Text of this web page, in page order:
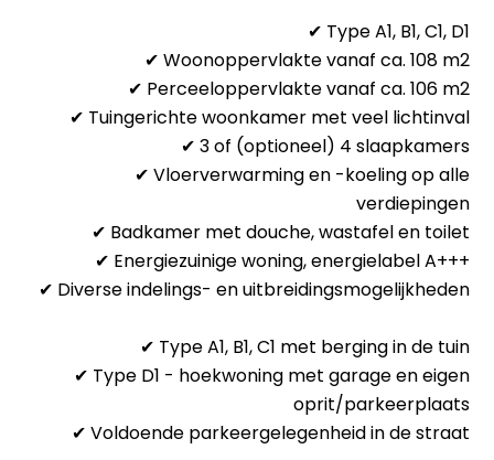
✔ Type A1, B1, C1, D1
✔ Woonoppervlakte vanaf ca. 108 m2
✔ Perceeloppervlakte vanaf ca. 106 m2
✔ Tuingerichte woonkamer met veel lichtinval
✔ 3 of (optioneel) 4 slaapkamers
✔ Vloerverwarming en -koeling op alle
verdiepingen
✔ Badkamer met douche, wastafel en toilet
✔ Energiezuinige woning, energielabel A+++
✔ Diverse indelings- en uitbreidingsmogelijkheden
✔ Type A1, B1, C1 met berging in de tuin
✔ Type D1 - hoekwoning met garage en eigen
oprit/parkeerplaats
✔ Voldoende parkeergelegenheid in de straat